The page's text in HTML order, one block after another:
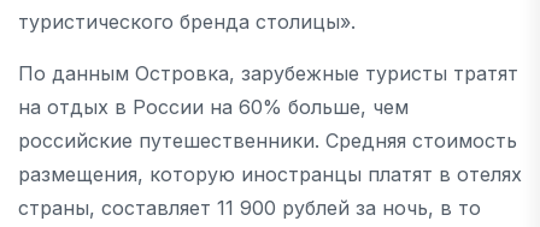
туристического бренда столицы».
По данным Островка, зарубежные туристы тратят
на отдых в России на 60% больше, чем
российские путешественники. Средняя стоимость
размещения, которую иностранцы платят в отелях
страны, составляет 11 900 рублей за ночь, в то